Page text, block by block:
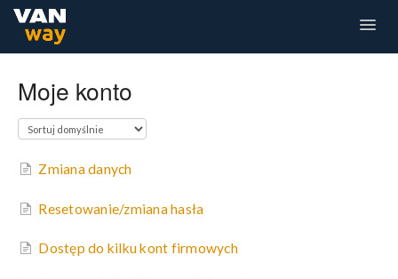
Moje konto
Zmiana danych
Resetowanie/zmiana hasła
Dostęp do kilku kont firmowych